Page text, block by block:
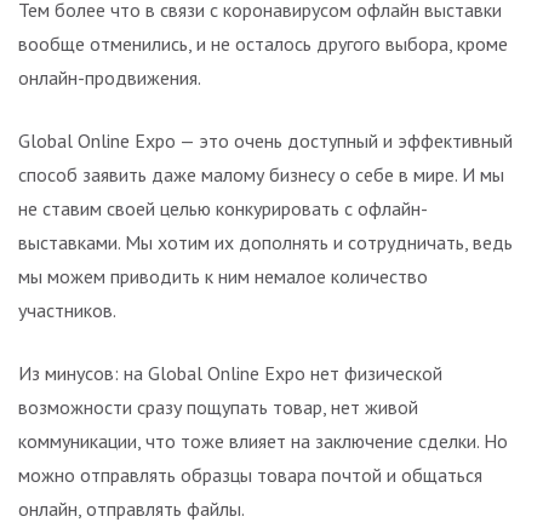
Тем более что в связи с коронавирусом офлайн выставки
вообще отменились, и не осталось другого выбора, кроме
онлайн-продвижения.
Global Online Expo — это очень доступный и эффективный
способ заявить даже малому бизнесу о себе в мире. И мы
не ставим своей целью конкурировать с офлайн-
выставками. Мы хотим их дополнять и сотрудничать, ведь
мы можем приводить к ним немалое количество
участников.
Из минусов: на Global Online Expo нет физической
возможности сразу пощупать товар, нет живой
коммуникации, что тоже влияет на заключение сделки. Но
можно отправлять образцы товара почтой и общаться
онлайн, отправлять файлы.